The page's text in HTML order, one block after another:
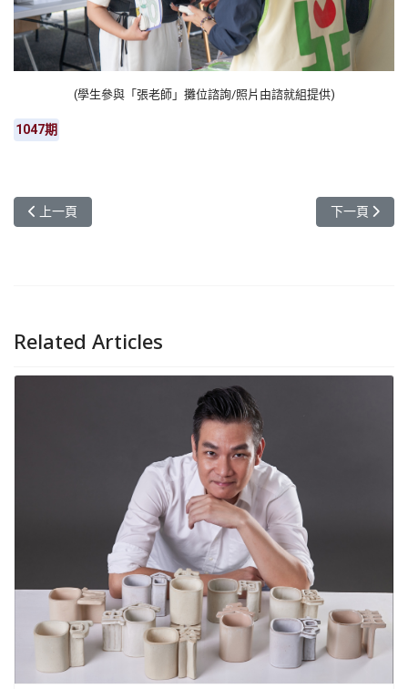
(學生參與「張老師」攤位諮詢/照片由諮就組提供)
1047期
上一篇文章: AI＋EMI打造國際競爭力 元智大學管院培育雙語商管
上一頁 下一篇文章:
下一頁
Related Articles